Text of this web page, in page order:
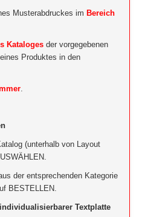
Musterabdruckes im Bereich
Katalogesder vorgegebenen
Produktes in den
.
(unterhalb von Layout
der entsprechenden Kategorie
BESTELLEN.
Textplatte